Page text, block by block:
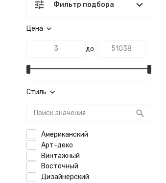
Фильтр подбора
Цена
до
Стиль
Американский
Арт-деко
Винтажный
Восточный
Дизайнерский